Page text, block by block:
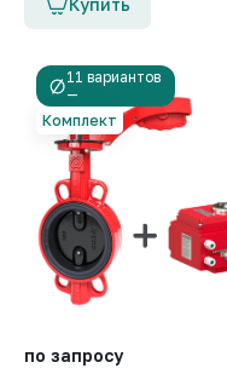
Купить
11 вариантов
—
Комплект
по запросу